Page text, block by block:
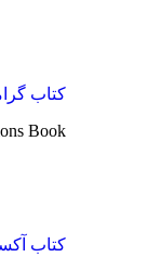
کتاب
Book
کتاب